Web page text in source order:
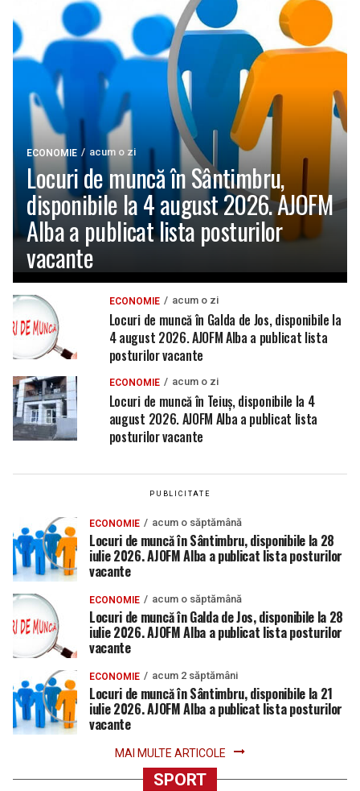
ECONOMIE acum o zi
Locuri de muncă în Sântimbru,
disponibile la 4 august 2026. AJOFM
Alba a publicat lista posturilor
vacante
ECONOMIE acum o zi
Locuri de muncă în Galda de Jos, disponibile la
4 august 2026. AJOFM Alba a publicat lista
posturilor vacante
ECONOMIE acum o zi
Locuri de muncă în Teiuș, disponibile la 4
august 2026. AJOFM Alba a publicat lista
posturilor vacante
PUBLICITATE
ECONOMIE acum o săptămână
Locuri de muncă în Sântimbru, disponibile la 28
iulie 2026. AJOFM Alba a publicat lista posturilor
vacante
ECONOMIE acum o săptămână
Locuri de muncă în Galda de Jos, disponibile la 28
iulie 2026. AJOFM Alba a publicat lista posturilor
vacante
ECONOMIE acum 2 săptămâni
Locuri de muncă în Sântimbru, disponibile la 21
iulie 2026. AJOFM Alba a publicat lista posturilor
vacante
MAI MULTE ARTICOLE
SPORT